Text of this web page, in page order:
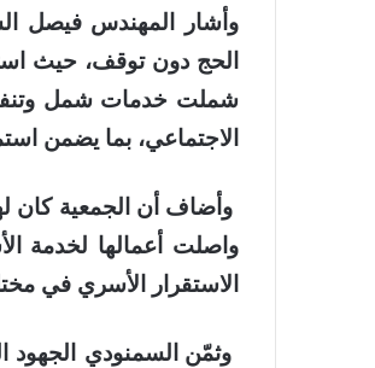
وأشار المهندس فيصل
شملت خدمات شمل وتنفيذ
الاجتماعي، بما يضمن
وأضاف أن الجمعية كان
واصلت أعمالها لخدمة
الاستقرار الأسري في
وثمّن السمنودي الجهود